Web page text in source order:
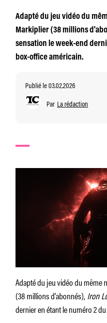
Adapté du jeu vidéo du
Markiplier (38 millions
sensation le week-end
box-office américain.
Publié le 03.02.2026
Par La rédaction
Adapté du jeu vidéo du même
(38 millions d’abonnés),Iron
dernier en étant le numéro 2